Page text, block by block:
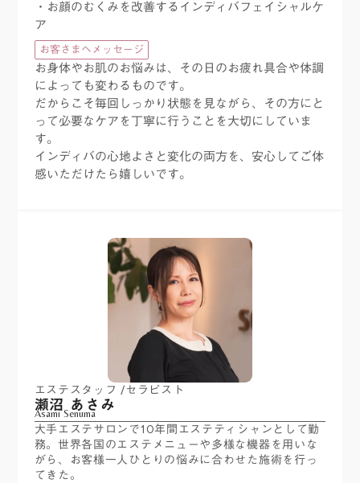
・お顔のむくみを改善するインディバフェイシャルケ
ア
お客さまへメッセージ
お身体やお肌のお悩みは、その日のお疲れ具合や体調
によっても変わるものです。
だからこそ毎回しっかり状態を見ながら、その方にと
って必要なケアを丁寧に行うことを大切にしていま
す。
インディバの心地よさと変化の両方を、安心してご体
感いただけたら嬉しいです。
エステスタッフ /セラピスト
瀬沼 あさみ
Asami Senuma
大手エステサロンで10年間エステティシャンとして勤
務。世界各国のエステメニューや多様な機器を用いな
がら、お客様一人ひとりの悩みに合わせた施術を行っ
てきた。